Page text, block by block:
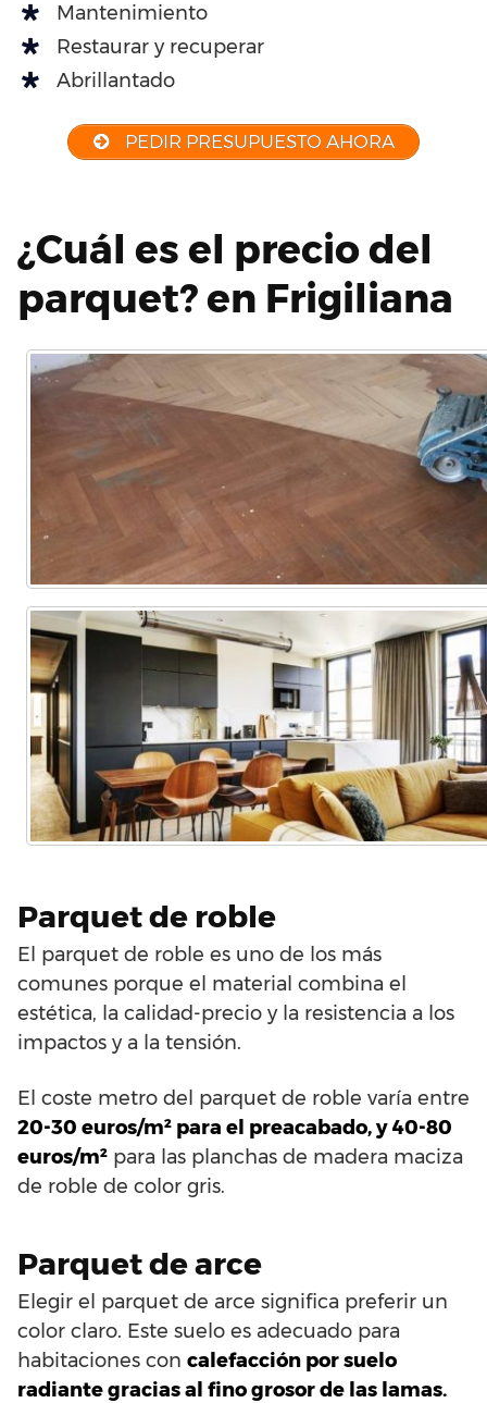
Mantenimiento
Restaurar y recuperar
Abrillantado
PEDIR PRESUPUESTO AHORA
¿Cuál es el precio del
parquet? en Frigiliana
Parquet de roble
El parquet de roble es uno de los más
comunes porque el material combina el
estética, la calidad-precio y la resistencia a los
impactos y a la tensión.
El coste metro del parquet de roble varía entre
20-30 euros/m² para el preacabado, y 40-80
euros/m² para las planchas de madera maciza
de roble de color gris.
Parquet de arce
Elegir el parquet de arce significa preferir un
color claro. Este suelo es adecuado para
habitaciones con calefacción por suelo
radiante gracias al fino grosor de las lamas.